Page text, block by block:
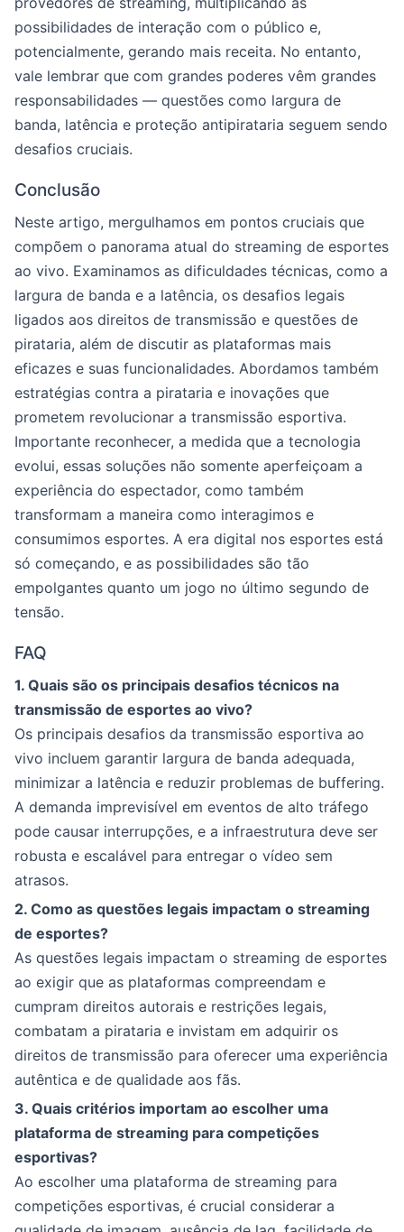
possibilidades de interação com o público e,
potencialmente, gerando mais receita. No entanto,
vale lembrar que com grandes poderes vêm grandes
responsabilidades — questões como largura de
banda, latência e proteção antipirataria seguem sendo
desafios cruciais.
Conclusão
Neste artigo, mergulhamos em pontos cruciais que
compõem o panorama atual do streaming de esportes
ao vivo. Examinamos as dificuldades técnicas, como a
largura de banda e a latência, os desafios legais
ligados aos direitos de transmissão e questões de
pirataria, além de discutir as plataformas mais
eficazes e suas funcionalidades. Abordamos também
estratégias contra a pirataria e inovações que
prometem revolucionar a transmissão esportiva.
Importante reconhecer, a medida que a tecnologia
evolui, essas soluções não somente aperfeiçoam a
experiência do espectador, como também
transformam a maneira como interagimos e
consumimos esportes. A era digital nos esportes está
só começando, e as possibilidades são tão
empolgantes quanto um jogo no último segundo de
tensão.
FAQ
1. Quais são os principais desafios técnicos na
transmissão de esportes ao vivo?
Os principais desafios da transmissão esportiva ao
vivo incluem garantir largura de banda adequada,
minimizar a latência e reduzir problemas de buffering.
A demanda imprevisível em eventos de alto tráfego
pode causar interrupções, e a infraestrutura deve ser
robusta e escalável para entregar o vídeo sem
atrasos.
2. Como as questões legais impactam o streaming
de esportes?
As questões legais impactam o streaming de esportes
ao exigir que as plataformas compreendam e
cumpram direitos autorais e restrições legais,
combatam a pirataria e invistam em adquirir os
direitos de transmissão para oferecer uma experiência
autêntica e de qualidade aos fãs.
3. Quais critérios importam ao escolher uma
plataforma de streaming para competições
esportivas?
Ao escolher uma plataforma de streaming para
competições esportivas, é crucial considerar a